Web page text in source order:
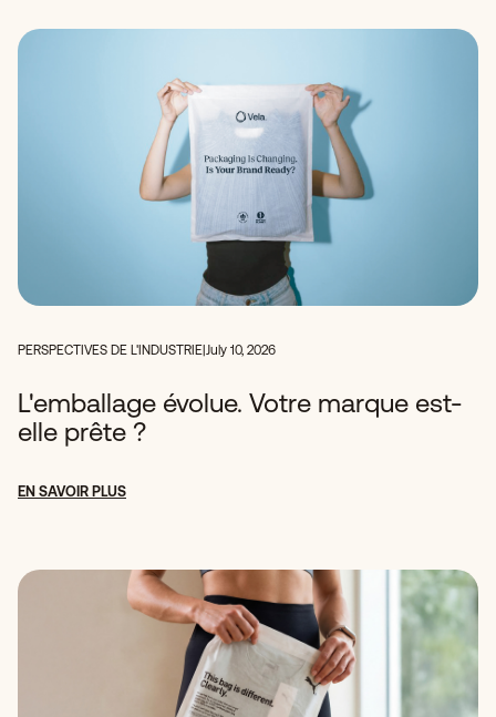
PERSPECTIVES DE L'INDUSTRIE July 10, 2026
L'emballage évolue. Votre marque est-
elle prête ?
EN SAVOIR PLUS